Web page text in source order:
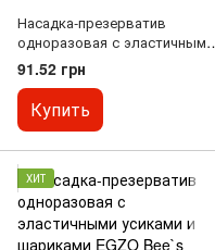
Насадка-презерватив
одноразовая с эластичными
усиками EGZO Hot Red
91.52 грн
Купить
ХИТ